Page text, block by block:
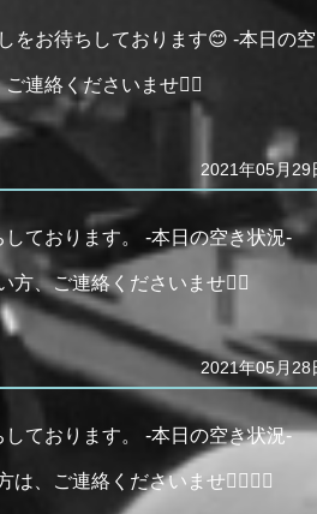
をお待ちしております😊 -本日の空
連絡くださいませ🙇‍♂️
2021年05月29
ております。 -本日の空き状況-
、ご連絡くださいませ🙇‍♂️
2021年05月28
ております。 -本日の空き状況-
、ご連絡くださいませ🙋‍♂️🙇‍♂️